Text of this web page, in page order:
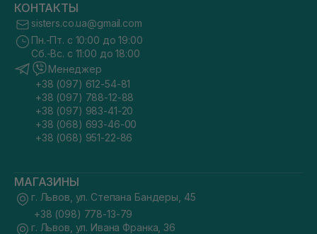
КОНТАКТЫ
sisters.co.ua@gmail.com
Пн.-Пт. с 10:00 до 19:00
Сб.-Вс. с 11:00 до 18:00
Менеджер
+38 (097) 612-54-81
+38 (097) 788-12-88
+38 (097) 983-41-20
+38 (068) 693-46-00
+38 (068) 951-22-86
МАГАЗИНЫ
г. Львов, ул. Степана Бандеры, 45
+38 (098) 778-13-79
г. Львов, ул. Ивана Франка, 36